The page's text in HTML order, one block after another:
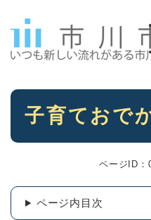
本
子育ておで
ページID：
ページ内目次